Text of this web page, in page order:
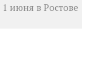
июня в Ростове